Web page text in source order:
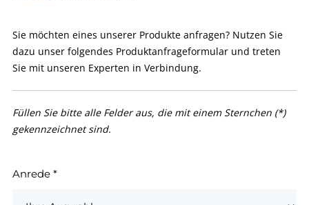
Sie möchten eines unserer Produkte anfragen? Nutzen Sie
dazu unser folgendes Produktanfrageformular und treten
Sie mit unseren Experten in Verbindung.
Füllen Sie bitte alle Felder aus, die mit einem Sternchen (*)
gekennzeichnet sind.
Anrede *